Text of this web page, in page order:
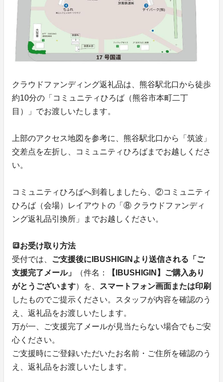
クラウドファンディング返礼品は、熊谷駅北口から徒歩
約10分の「コミュニティひろば（熊谷市本町二丁
目）」でお渡しいたします。
上部のアクセス地図を参考に、熊谷駅北口から「筑波」
交差点を左折し、コミュニティひろばまでお越しくださ
い。
コミュニティひろばへ到着しましたら、②コミュニティ
ひろば（会場）レイアウトの「⑧ クラウドファンディ
ング返礼品引換所」までお越しください。
🔳お受け取り方法
受付では、
ご支援後にIBUSHIGINより送信される「ご
支援完了メール」
（件名：
【IBUSHIGIN】ご購入あり
がとうございます）を、
スマートフォン画面または印刷
したものでご提示ください。スタッフが内容を確認のう
え、返礼品をお渡しいたします。
万が一、ご支援完了メールが見当たらない場合でもご安
心ください。
ご支援時にご登録いただいたお名前・ご住所を確認のう
え、返礼品をお渡しいたします。